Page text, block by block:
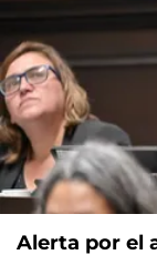
Alerta por el